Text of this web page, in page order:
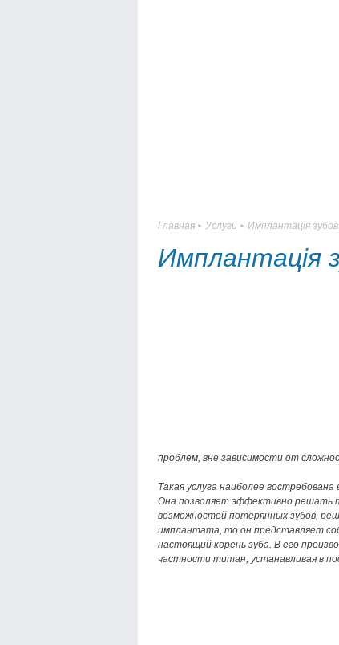
Главная ► Услуги ► Имплантацiя зубов
Имплантацiя
проблем, вне зависимости от
Такая услуга наиболее
Она позволяет эффективно решать
возможностей потерянных зубов,
имплантата, то он представляет
настоящий корень зуба. В его
частности титан, устанавливая в